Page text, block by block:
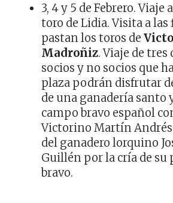
3, 4 y 5 de Febrero. Viaje
toro de Lidia. Visita a las
pastan los toros de
Madroñiz. Viaje de tres
socios y no socios que
plaza podrán disfrutar
de una ganadería santo
campo bravo español
Victorino Martín Andrés
del ganadero lorquino
Guillén por la cría de su
bravo.